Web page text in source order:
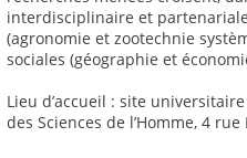
interdisciplinaire et
(agronomie et zootechnie
sociales (géographie et
Lieu d’accueil : site
des Sciences de l’Homme, 4